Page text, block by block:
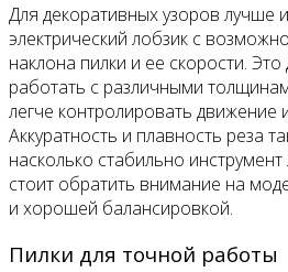
Для декоративных узоров лучше
электрический лобзик с
наклона пилки и ее скорости.
работать с различными
легче контролировать движение
Аккуратность и плавность реза
насколько стабильно
стоит обратить внимание на
и хорошей балансировкой.
Пилки для точной работы